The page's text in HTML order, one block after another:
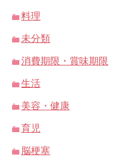
料理
未分類
消費期限・賞味期限
生活
美容・健康
育児
脳梗塞